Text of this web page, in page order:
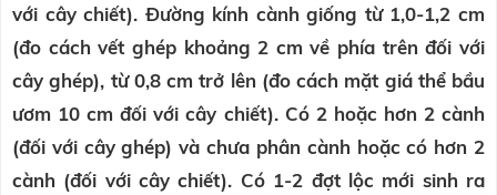
với cây chiết). Đường kính cành giống từ 1,0-1,2 cm
(đo cách vết ghép khoảng 2 cm về phía trên đối với
cây ghép), từ 0,8 cm trở lên (đo cách mặt giá thể bầu
ươm 10 cm đối với cây chiết). Có 2 hoặc hơn 2 cành
(đối với cây ghép) và chưa phân cành hoặc có hơn 2
cành (đối với cây chiết). Có 1-2 đợt lộc mới sinh ra